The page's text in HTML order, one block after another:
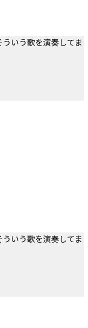
いう歌を演奏してま
いう歌を演奏してま